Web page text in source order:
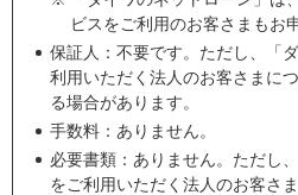
ビスをご利用のお客さまもお
保証人：不要です。ただし、「
利用いただく法人のお客さまに
る場合があります。
手数料：ありません。
必要書類：ありません。ただし
をご利用いただく法人のお客さ